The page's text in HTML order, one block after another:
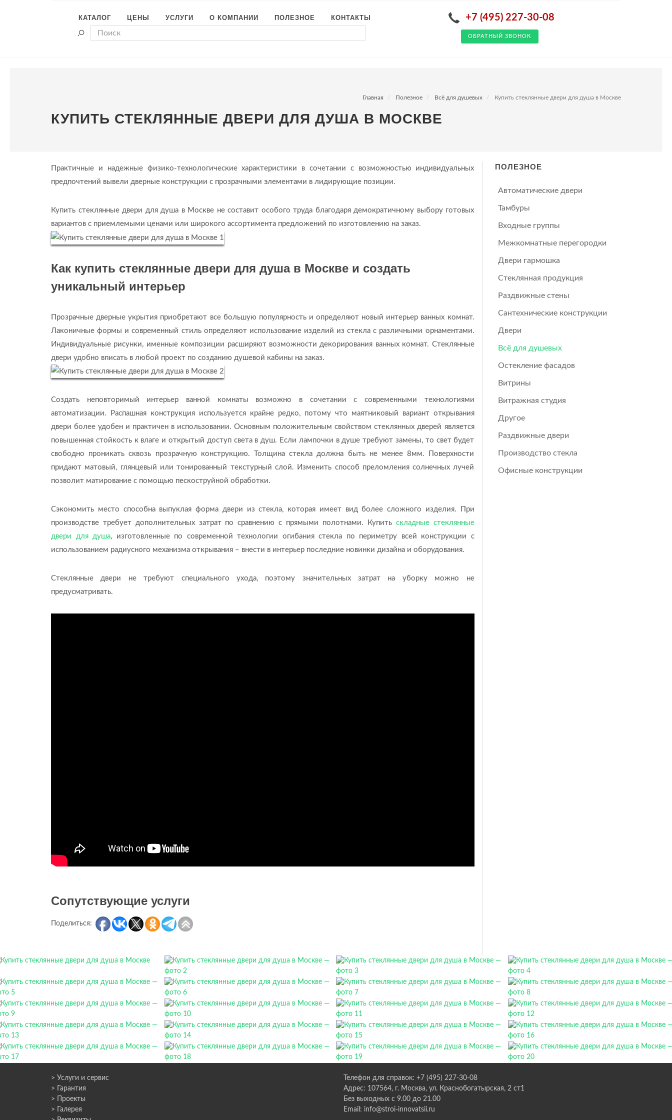
КАТАЛОГ ЦЕНЫ УСЛУГИ О КОМПАНИИ ПОЛЕЗНОЕ КОНТАКТЫ +7 (495) 227-30-08
ОБРАТНЫЙ ЗВОНОК
Главная Полезное Всё для душевых Купить стеклянные двери для душа в Москве
КУПИТЬ СТЕКЛЯННЫЕ ДВЕРИ ДЛЯ ДУША В МОСКВЕ
Практичные и надежные физико-технологические характеристики в сочетании с возможностью индивидуальных
предпочтений вывели дверные конструкции с прозрачными элементами в лидирующие позиции.
Купить стеклянные двери для душа в Москве не составит особого труда благодаря демократичному выбору готовых
вариантов с приемлемыми ценами или широкого ассортимента предложений по изготовлению на заказ.
Как купить стеклянные двери для душа в Москве и создать
уникальный интерьер
Прозрачные дверные укрытия приобретают все большую популярность и определяют новый интерьер ванных комнат.
Лаконичные формы и современный стиль определяют использование изделий из стекла с различными орнаментами.
Индивидуальные рисунки, именные композиции расширяют возможности декорирования ванных комнат. Стеклянные
двери удобно вписать в любой проект по созданию душевой кабины на заказ.
Создать неповторимый интерьер ванной комнаты возможно в сочетании с современными технологиями
автоматизации. Распашная конструкция используется крайне редко, потому что маятниковый вариант открывания
двери более удобен и практичен в использовании. Основным положительным свойством стеклянных дверей является
повышенная стойкость к влаге и открытый доступ света в душ. Если лампочки в душе требуют замены, то свет будет
свободно проникать сквозь прозрачную конструкцию. Толщина стекла должна быть не менее 8мм. Поверхности
придают матовый, глянцевый или тонированный текстурный слой. Изменить способ преломления солнечных лучей
позволит матирование с помощью пескоструйной обработки.
Сэкономить место способна выпуклая форма двери из стекла, которая имеет вид более сложного изделия. При
производстве требует дополнительных затрат по сравнению с прямыми полотнами. Купить складные стеклянные
двери для душа, изготовленные по современной технологии огибания стекла по периметру всей конструкции с
использованием радиусного механизма открывания – внести в интерьер последние новинки дизайна и оборудования.
Стеклянные двери не требуют специального ухода, поэтому значительных затрат на уборку можно не
предусматривать.
Сопутствующие услуги
Поделиться:
ПОЛЕЗНОЕ
Автоматические двери
Тамбуры
Входные группы
Межкомнатные перегородки
Двери гармошка
Стеклянная продукция
Раздвижные стены
Сантехнические конструкции
Двери
Всё для душевых
Остекление фасадов
Витрины
Витражная студия
Другое
Раздвижные двери
Производство стекла
Офисные конструкции
> Услуги и сервис
> Гарантия
> Проекты
> Галерея
Телефон для справок: +7 (495) 227-30-08
Адрес: 107564, г. Москва, ул. Краснобогатырская, 2 ст1
Без выходных с 9.00 до 21.00
Email: info@stroi-innovatsii.ru